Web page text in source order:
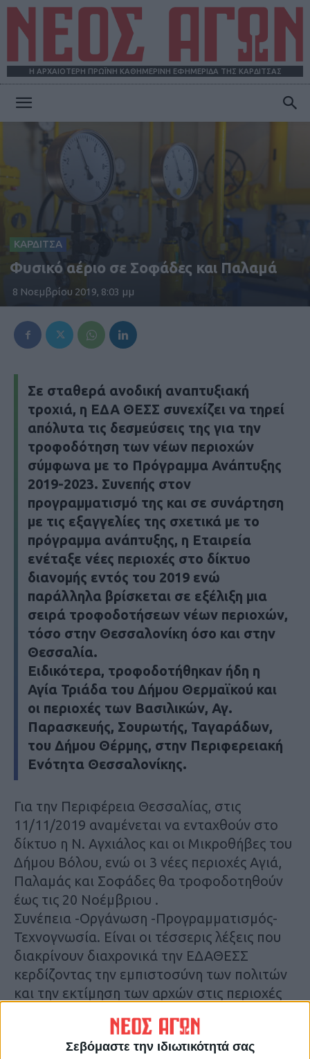
Σεβόμαστε την ιδιωτικότητά σας
Η ΑΡΧΑΙΟΤΕΡΗ ΠΡΩΪΝΗ ΚΑΘΗΜΕΡΙΝΗ ΕΦΗΜΕΡΙΔΑ ΤΗΣ ΚΑΡΔΙΤΣΑΣ
ΑΓΩΝ
ΚΑΡΔΙΤΣΑ
Φυσικό αέριο σε Σοφάδες και Παλαμά
8 Νοεμβρίου 2019, 8:03 μμ
Σε σταθερά ανοδική αναπτυξιακή
τροχιά, η ΕΔΑ ΘΕΣΣ συνεχίζει να τηρεί
απόλυτα τις δεσμεύσεις της για την
τροφοδότηση των νέων περιοχών
σύμφωνα με το Πρόγραμμα Ανάπτυξης
2019-2023. Συνεπής στον
προγραμματισμό της και σε συνάρτηση
με τις εξαγγελίες της σχετικά με το
πρόγραμμα ανάπτυξης, η Εταιρεία
ενέταξε νέες περιοχές στο δίκτυο
διανομής εντός του 2019 ενώ
παράλληλα βρίσκεται σε εξέλιξη μια
σειρά τροφοδοτήσεων νέων περιοχών,
τόσο στην Θεσσαλονίκη όσο και στην
Θεσσαλία.
Ειδικότερα, τροφοδοτήθηκαν ήδη η
Αγία Τριάδα του Δήμου Θερμαϊκού και
οι περιοχές των Βασιλικών, Αγ.
Παρασκευής, Σουρωτής, Ταγαράδων,
του Δήμου Θέρμης, στην Περιφερειακή
Ενότητα Θεσσαλονίκης.
Για την Περιφέρεια Θεσσαλίας, στις
11/11/2019 αναμένεται να ενταχθούν στο
δίκτυο η Ν. Αγχιάλος και οι Μικροθήβες του
Δήμου Βόλου, ενώ οι 3 νέες περιοχές Αγιά,
Παλαμάς και Σοφάδες θα τροφοδοτηθούν
έως τις 20 Νοέμβριου .
Συνέπεια -Οργάνωση -Προγραμματισμός-
Τεχνογνωσία. Είναι οι τέσσερις λέξεις που
διακρίνουν διαχρονικά την ΕΔΑΘΕΣΣ
κερδίζοντας την εμπιστοσύνη των πολιτών
και την εκτίμηση των αρχών στις περιοχές
Σεβόμενη πλήρως το νομοθετικό και
ρυθμιστικό πλαίσιο, η ΕΔΑ ΘΕΣΣ συνεχίζει